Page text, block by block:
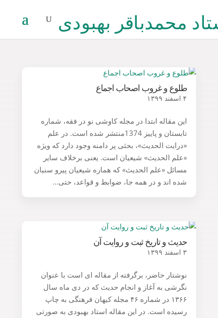
طلوع و غروب اصحاب اجماع
۴ اسفند ۱۳۹۹
این مقاله ابتدا در مجله کاوشی نو در فقه، شماره
تابستان و پاییز 1374منتشر شده است. در علم
«درایت الحدیث»، بحثی پر دامنه وجود دارد که ویژه
«علم الحدیث» شیعیان است. یعنی برخلاف سایر
مسائل «علم الحدیث» که هماره شیعیان پیرو سنیان
شده اند و در همه جا، ضوابط و قواعد، حتی...
حدیث و تاریخ ثبت و روایت آن
۳ اسفند ۱۳۹۹
نوشتار حاضر، برگرفته از مقاله ای است با عنوان
نگرشی به آغاز و انجام حدیث که در دی ماه سال
۱۳۶۶ در شماره ۴۶ مجله کیهان فرهنگی به چاپ
رسیده است. در این مقاله استاد بهبودی به صورتی